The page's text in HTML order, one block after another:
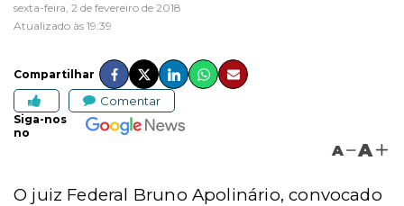
sexta-feira, 2 de fevereiro de 2018
Atualizado às 19:39
Compartilhar
Comentar
Siga-nos
no
A A
O juiz Federal Bruno Apolinário, convocado